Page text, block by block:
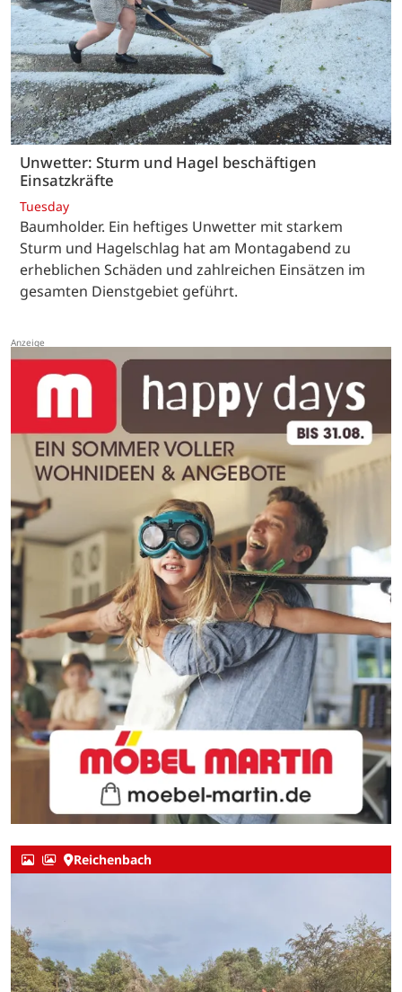
Unwetter: Sturm und Hagel beschäftigen
Einsatzkräfte
Tuesday
Baumholder. Ein heftiges Unwetter mit starkem
Sturm und Hagelschlag hat am Montagabend zu
erheblichen Schäden und zahlreichen Einsätzen im
gesamten Dienstgebiet geführt.
Reichenbach